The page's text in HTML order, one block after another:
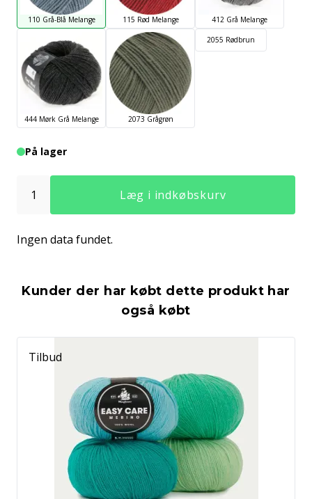
110 Grå-Blå Melange 115 Rød Melange 412 Grå Melange
444 Mørk Grå Melange
2055 Rødbrun
2073 Grågrøn
På lager
Læg i indkøbskurv
Ingen data fundet.
Kunder der har købt dette produkt har
også købt
Tilbud